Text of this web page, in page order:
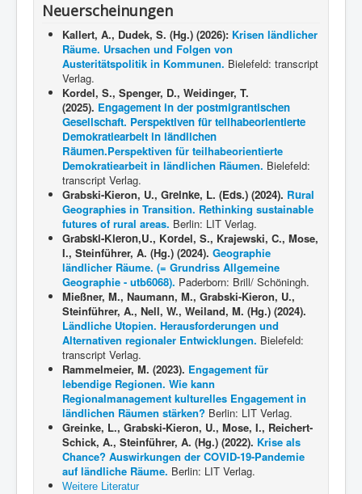
Neuerscheinungen
Kallert, A., Dudek, S. (Hg.) (2026): Krisen ländlicher
Räume. Ursachen und Folgen von
Austeritätspolitik in Kommunen. Bielefeld: transcript
Verlag.
Kordel, S., Spenger, D., Weidinger, T.
(2025). Engagement in der postmigrantischen
Gesellschaft. Perspektiven für teilhabeorientierte
Demokratiearbeit in ländlichen
Räumen.Perspektiven für teilhabeorientierte
Demokratiearbeit in ländlichen Räumen. Bielefeld:
transcript Verlag.
Grabski-Kieron, U., Greinke, L. (Eds.) (2024). Rural
Geographies in Transition. Rethinking sustainable
futures of rural areas. Berlin: LIT Verlag.
Grabski-Kieron,U., Kordel, S., Krajewski, C., Mose,
I., Steinführer, A. (Hg.) (2024). Geographie
ländlicher Räume. (= Grundriss Allgemeine
Geographie - utb6068). Paderborn: Brill/ Schöningh.
Mießner, M., Naumann, M., Grabski-Kieron, U.,
Steinführer, A., Nell, W., Weiland, M. (Hg.) (2024).
Ländliche Utopien. Herausforderungen und
Alternativen regionaler Entwicklungen. Bielefeld:
transcript Verlag.
Rammelmeier, M. (2023). Engagement für
lebendige Regionen. Wie kann
Regionalmanagement kulturelles Engagement in
ländlichen Räumen stärken? Berlin: LIT Verlag.
Greinke, L., Grabski-Kieron, U., Mose, I., Reichert-
Schick, A., Steinführer, A. (Hg.) (2022). Krise als
Chance? Auswirkungen der COVID-19-Pandemie
auf ländliche Räume. Berlin: LIT Verlag.
Weitere Literatur